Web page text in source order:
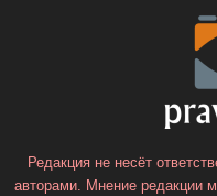
Редакция не несёт
авторами. Мнение редакции